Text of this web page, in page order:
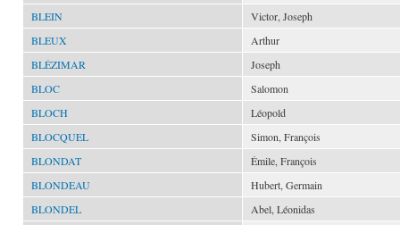
BLEIN
Victor, Joseph
BLEUX
Arthur
BLÉZIMAR
Joseph
BLOC
Salomon
BLOCH
Léopold
BLOCQUEL
Simon, François
BLONDAT
Émile, François
BLONDEAU
Hubert, Germain
BLONDEL
Abel, Léonidas